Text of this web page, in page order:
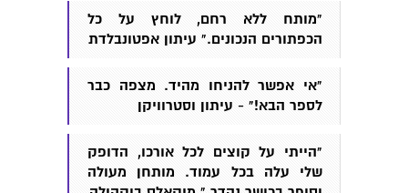
"מותח ללא רחם, לוחץ על כל
הכפתורים הנכונים." עיתון אפטונבלדת
"אי אפשר להניחו מהיד. מצפה כבר
לספר הבא!" - עיתון וסטרוויקן
"הייתי על קוצים לכל אורכו, הדופק
שלי עלה בכל עמוד. מותחן מעולה